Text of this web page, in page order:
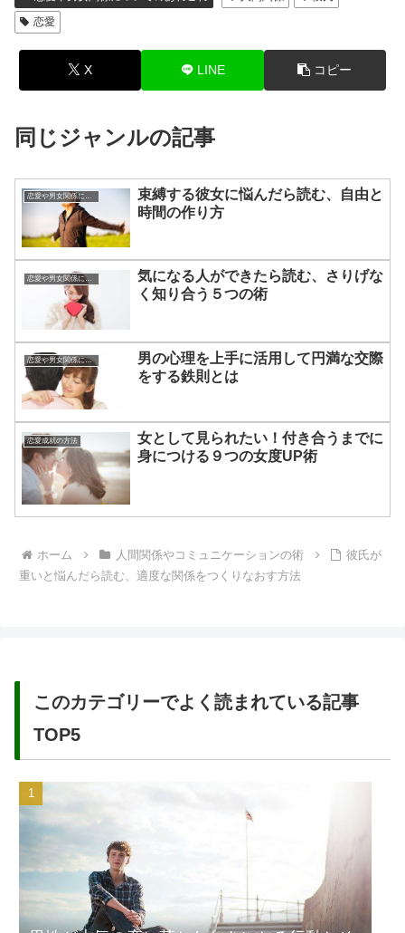
恋愛
X LINE コピー
同じジャンルの記事
恋愛や男女関係についてのあれこれ
束縛する彼女に悩んだら読む、自由と
時間の作り方
恋愛や男女関係についてのあれこれ
気になる人ができたら読む、さりげな
く知り合う５つの術
恋愛や男女関係についてのあれこれ
男の心理を上手に活用して円満な交際
をする鉄則とは
恋愛成就の方法
女として見られたい！付き合うまでに
身につける９つの女度UP術
ホーム 人間関係やコミュニケーションの術
彼氏が
重いと悩んだら読む、適度な関係をつくりなおす方法
このカテゴリーでよく読まれている記事
TOP5